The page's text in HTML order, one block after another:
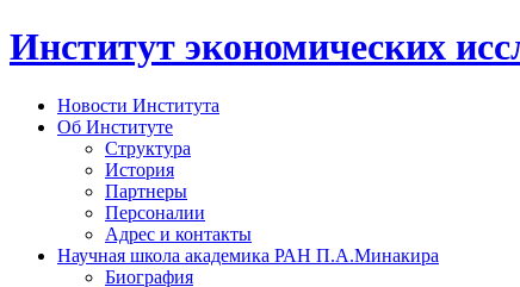
Институт экономических
Новости Института
Об Институте
Структура
История
Партнеры
Персоналии
Адрес и контакты
Научная школа академика РАН П.А.Минакира
Биография